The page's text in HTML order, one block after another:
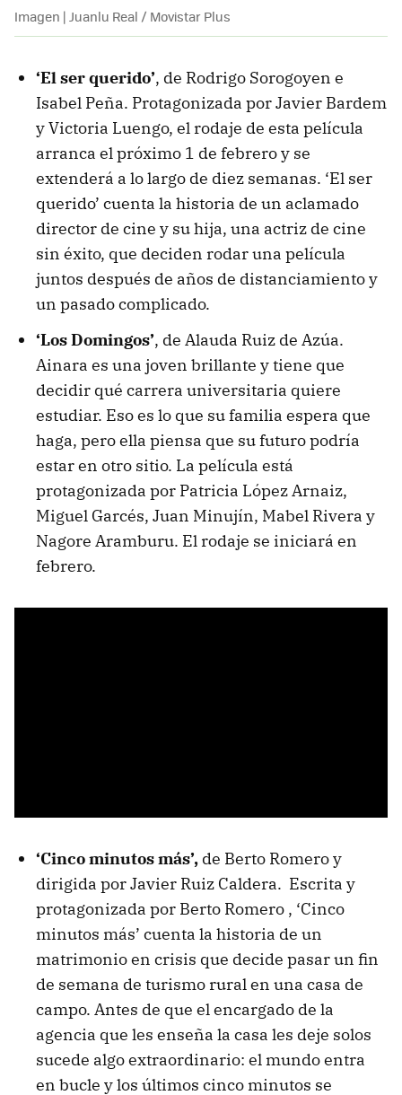
Imagen | Juanlu Real / Movistar Plus
‘El ser querido’, de Rodrigo Sorogoyen e
Isabel Peña. Protagonizada por Javier Bardem
y Victoria Luengo, el rodaje de esta película
arranca el próximo 1 de febrero y se
extenderá a lo largo de diez semanas. ‘El ser
querido’ cuenta la historia de un aclamado
director de cine y su hija, una actriz de cine
sin éxito, que deciden rodar una película
juntos después de años de distanciamiento y
un pasado complicado.
‘Los Domingos’, de Alauda Ruiz de Azúa.
Ainara es una joven brillante y tiene que
decidir qué carrera universitaria quiere
estudiar. Eso es lo que su familia espera que
haga, pero ella piensa que su futuro podría
estar en otro sitio. La película está
protagonizada por Patricia López Arnaiz,
Miguel Garcés, Juan Minujín, Mabel Rivera y
Nagore Aramburu. El rodaje se iniciará en
febrero.
‘Cinco minutos más’, de Berto Romero y
dirigida por Javier Ruiz Caldera. Escrita y
protagonizada por Berto Romero , ‘Cinco
minutos más’ cuenta la historia de un
matrimonio en crisis que decide pasar un fin
de semana de turismo rural en una casa de
campo. Antes de que el encargado de la
agencia que les enseña la casa les deje solos
sucede algo extraordinario: el mundo entra
en bucle y los últimos cinco minutos se